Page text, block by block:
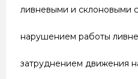
ливневыми и склоновыми
нарушением работы
затруднением движения